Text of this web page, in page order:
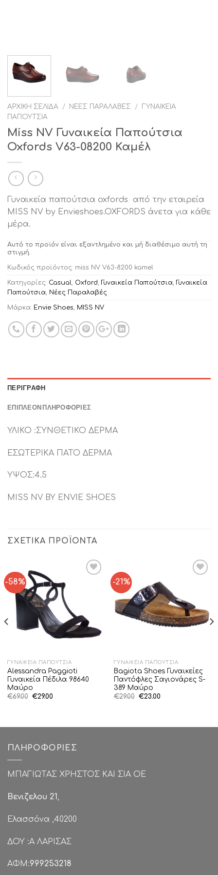
ΑΡΧΙΚΉ ΣΕΛΊΔΑ / ΝΈΕΣ ΠΑΡΑΛΑΒΈΣ /
ΓΥΝΑΙΚΕΊΑ
ΠΑΠΟΎΤΣΙΑ
Miss NV Γυναικεία Παπούτσια
Oxfords V63-08200 Καμέλ
Γυναικεία παπούτσια oxfords από την εταιρεία
MISS NV by Envieshoes.OXFORDS άνετα για κάθε
μέρα.
Αυτό το προϊόν είναι εξαντλημένο και μή διαθέσιμο αυτή τη
στιγμή.
Κωδικός προϊόντος: miss NV V63-8200 kamel
Κατηγορίες: Casual, Oxford, Γυναικεία Παπούτσια, Γυναικεία
Παπούτσια, Νέες Παραλαβές
Μάρκα: Envie Shoes, MISS NV
ΠΕΡΙΓΡΑΦΉ
ΕΠΙΠΛΈΟΝ ΠΛΗΡΟΦΟΡΊΕΣ
ΥΛΙΚΟ :ΣΥΝΘΕΤΙΚΟ ΔΕΡΜΑ
ΕΣΩΤΕΡΙΚΑ ΠΑΤΟ ΔΕΡΜΑ
ΥΨΟΣ:4.5
MISS NV BY ENVIE SHOES
ΣΧΕΤΙΚΆ ΠΡΟΪΌΝΤΑ
-58%
ΓΥΝΑΙΚΕΊΑ ΠΑΠΟΎΤΣΙΑ
Alessandra Paggioti
Γυναικεία Πέδιλα 98640
Μαύρο
€69.00 Original
€29.00Η
-21%
ΓΥΝΑΙΚΕΊΑ ΠΑΠΟΎΤΣΙΑ
Bagiota Shoes Γυναικείες
Παντόφλες Σαγιονάρες S-
389 Μαύρο
€29.00 Original
€23.00Η
ΠΛΗΡΟΦΟΡΊΕΣ
ΜΠΑΓΙΩΤΑΣ ΧΡΗΣΤΟΣ ΚΑΙ ΣΙΑ ΟΕ
Βενιζελου 21,
Ελασσόνα ,40200
ΔΟΥ :Α ΛΑΡΙΣΑΣ
ΑΦΜ:999253218